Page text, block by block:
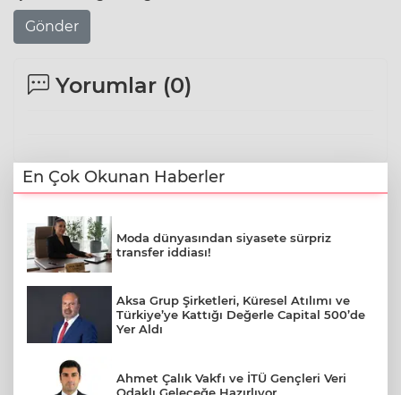
Gönder
Yorumlar (0)
En Çok Okunan Haberler
Moda dünyasından siyasete sürpriz
transfer iddiası!
Aksa Grup Şirketleri, Küresel Atılımı ve
Türkiye’ye Kattığı Değerle Capital 500’de
Yer Aldı
Ahmet Çalık Vakfı ve İTÜ Gençleri Veri
Odaklı Geleceğe Hazırlıyor